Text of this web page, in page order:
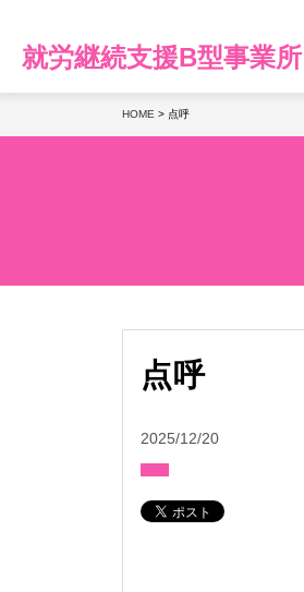
就労継続支援B型事業所
HOME > 点呼
点呼
2025/12/20